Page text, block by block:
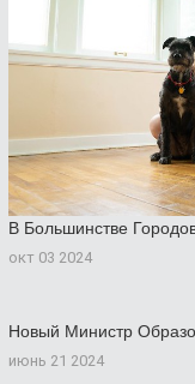
В Большинстве
окт 03 2024
Новый Министр
июнь 21 2024